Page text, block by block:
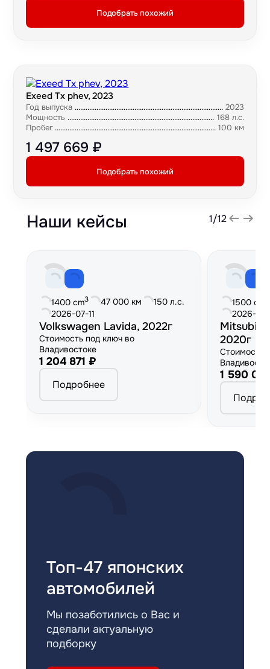
Подобрать похожий
Exeed Tx phev, 2023
Год выпуска
2023
Мощность
168 л.с.
Пробег
100 км
1 497 669 ₽
Подобрать похожий
Наши кейсы 1/12
1400 cm3 47 000 км
150 л.с.
2026-07-11
Volkswagen Lavida, 2022г
Стоимость под ключ во
Владивостоке
1 204 871 ₽
Подробнее
1500 cm
2026-
2020г
Стоимость
1 590
Топ-47 японских
автомобилей
Мы позаботились о Вас и
сделали актуальную
подборку